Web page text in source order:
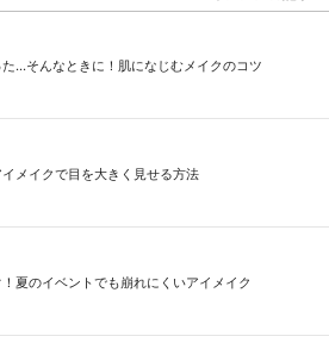
...そんなときに！肌になじむメイクのコツ
メイクで目を大きく見せる方法
夏のイベントでも崩れにくいアイメイク